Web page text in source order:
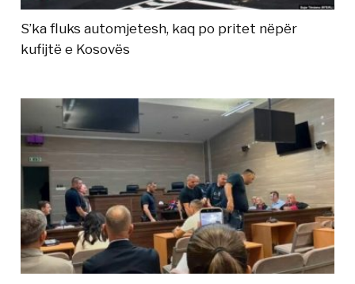
S’ka fluks automjetesh, kaq po pritet nëpër
kufijtë e Kosovës